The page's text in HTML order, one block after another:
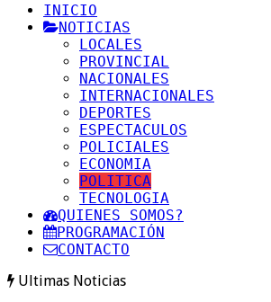
INICIO
NOTICIAS
LOCALES
PROVINCIAL
NACIONALES
INTERNACIONALES
DEPORTES
ESPECTACULOS
POLICIALES
ECONOMIA
POLITICA
TECNOLOGIA
QUIENES SOMOS?
PROGRAMACIÓN
CONTACTO
Ultimas Noticias